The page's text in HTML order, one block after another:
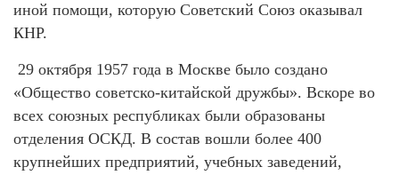
иной помощи, которую Советский Союз оказывал
КНР.
29 октября 1957 года в Москве было создано
«Общество советско-китайской дружбы». Вскоре во
всех союзных республиках были образованы
отделения ОСКД. В состав вошли более 400
крупнейших предприятий, учебных заведений,